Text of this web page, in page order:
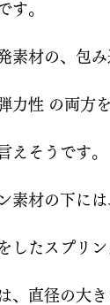
す。
素材の、包
性 の両方を
えそうです。
素材の下に
したスプリン
、直径の大き